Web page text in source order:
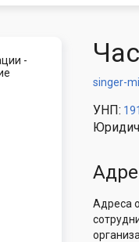
singer-
УНП:
Адреса